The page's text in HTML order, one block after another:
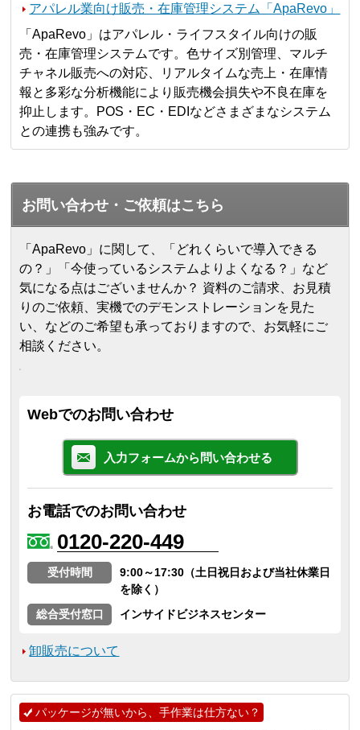
アパレル業向け販売・在庫管理システム「ApaRevo」
「ApaRevo」はアパレル・ライフスタイル向けの販
売・在庫管理システムです。色サイズ別管理、マルチ
チャネル販売への対応、リアルタイムな売上・在庫情
報と多彩な分析機能により販売機会損失や不良在庫を
抑止します。POS・EC・EDIなどさまざまなシステム
との連携も強みです。
お問い合わせ・ご依頼はこちら
「ApaRevo」に関して、「どれくらいで導入できる
の？」「今使っているシステムよりよくなる？」など
気になる点はございませんか？ 資料のご請求、お見積
りのご依頼、実機でのデモンストレーションを見た
い、などのご希望も承っておりますので、お気軽にご
相談ください。
Webでのお問い合わせ
入力フォームから問い合わせる
お電話でのお問い合わせ
0120-220-449
受付時間
9:00～17:30（土日祝日および当社休業日
を除く）
総合受付窓口
インサイドビジネスセンター
卸販売について
パッケージが無いから、手作業は仕方ない？